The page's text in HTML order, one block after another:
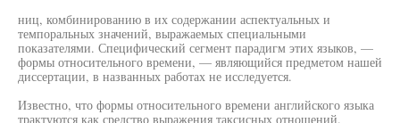
ниц, комбинированию в их содержании аспектуальных и
темпоральных значений, выражаемых специальными
показателями. Специфический сегмент парадигм этих языков, —
формы относительного времени, — являющийся предметом нашей
диссертации, в названных работах не исследуется.
Известно, что формы относительного времени английского языка
трактуются как средство выражения таксисных отношений.